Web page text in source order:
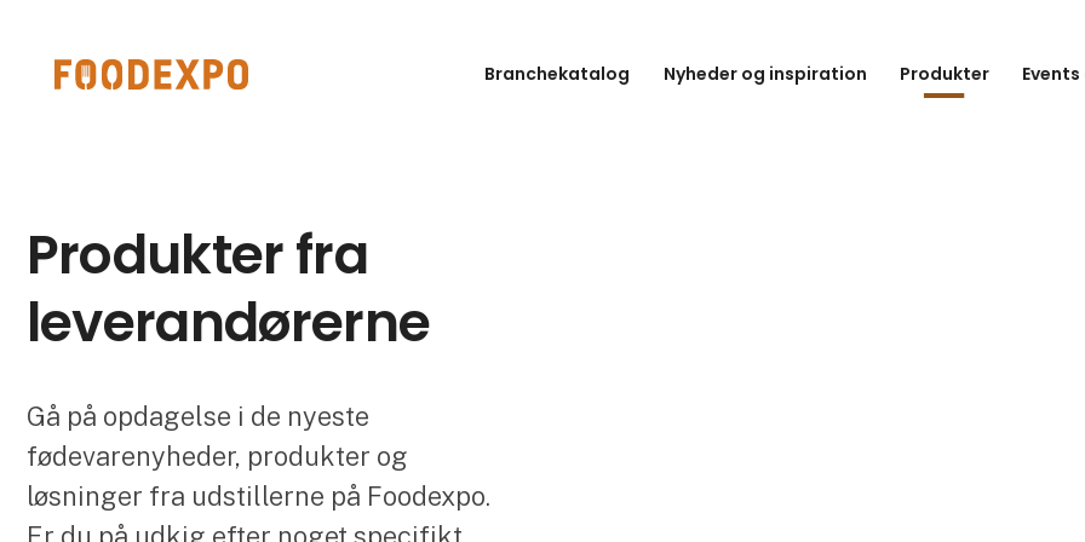
Branchekatalog Nyheder og inspiration Produkter
Produkter fra
leverandørerne
Gå på opdagelse i de nyeste
fødevarenyheder, produkter og
løsninger fra udstillerne på Foodexpo.